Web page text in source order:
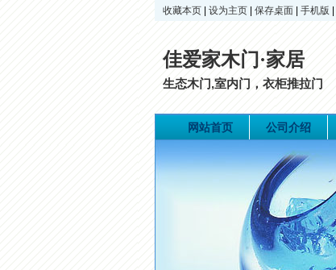
收藏本页 设为主页 保存桌面 手机版
佳爱家木门·家居
生态木门,室内门，衣柜推拉门
网站首页 公司介绍